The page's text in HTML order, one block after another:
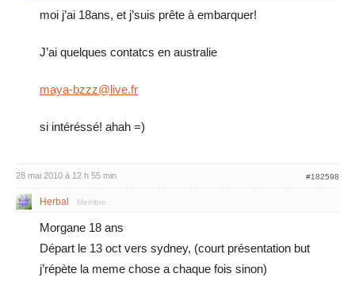
moi j’ai 18ans, et j’suis prête à embarquer!
J’ai quelques contatcs en australie
maya-bzzz@live.fr
si intéréssé! ahah =)
28 mai 2010 à 12 h 55 min #182598
Herbal Membre
Morgane 18 ans
Départ le 13 oct vers sydney, (court présentation but
j’répète la meme chose a chaque fois sinon)